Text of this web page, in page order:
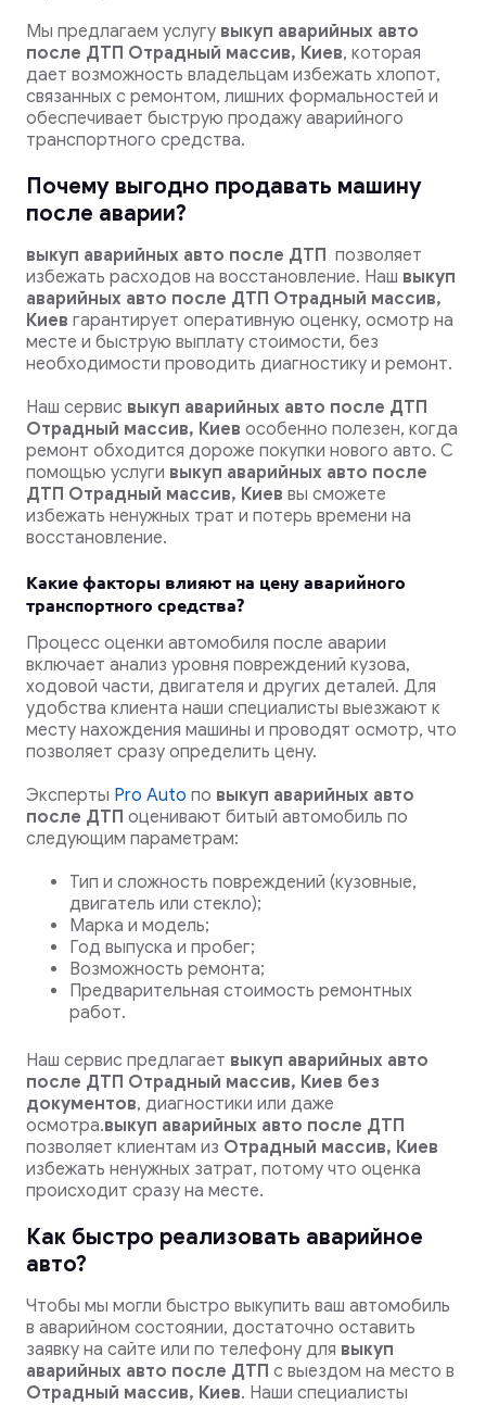
Мы предлагаем услугу выкуп аварийных авто
после ДТП Отрадный массив, Киев, которая
дает возможность владельцам избежать хлопот,
связанных с ремонтом, лишних формальностей и
обеспечивает быструю продажу аварийного
транспортного средства.
Почему выгодно продавать машину
после аварии?
выкуп аварийных авто после ДТП позволяет
избежать расходов на восстановление. Наш выкуп
аварийных авто после ДТП Отрадный массив,
Киев гарантирует оперативную оценку, осмотр на
месте и быструю выплату стоимости, без
необходимости проводить диагностику и ремонт.
Наш сервис выкуп аварийных авто после ДТП
Отрадный массив, Киев особенно полезен, когда
ремонт обходится дороже покупки нового авто. С
помощью услуги выкуп аварийных авто после
ДТП Отрадный массив, Киев вы сможете
избежать ненужных трат и потерь времени на
восстановление.
Какие факторы влияют на цену аварийного
транспортного средства?
Процесс оценки автомобиля после аварии
включает анализ уровня повреждений кузова,
ходовой части, двигателя и других деталей. Для
удобства клиента наши специалисты выезжают к
месту нахождения машины и проводят осмотр, что
позволяет сразу определить цену.
Эксперты Pro Auto по выкуп аварийных авто
после ДТПоценивают битый автомобиль по
следующим параметрам:
Тип и сложность повреждений (кузовные,
двигатель или стекло);
Марка и модель;
Год выпуска и пробег;
Возможность ремонта;
Предварительная стоимость ремонтных
работ.
Наш сервис предлагает выкуп аварийных авто
после ДТП Отрадный массив, Киев без
документов, диагностики или даже
осмотра.выкуп аварийных авто после ДТП
позволяет клиентам из Отрадный массив, Киев
избежать ненужных затрат, потому что оценка
происходит сразу на месте.
Как быстро реализовать аварийное
авто?
Чтобы мы могли быстро выкупить ваш автомобиль
в аварийном состоянии, достаточно оставить
заявку на сайте или по телефону для выкуп
аварийных авто после ДТП с выездом на место в
Отрадный массив, Киев. Наши специалисты